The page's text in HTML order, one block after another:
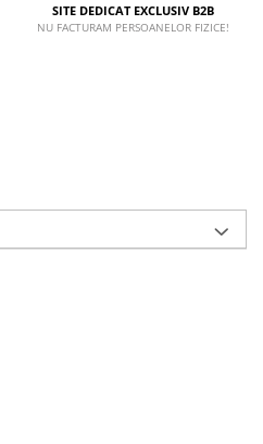
SITE DEDICAT EXCLUSIV B2B
NU FACTURAM PERSOANELOR FIZICE!